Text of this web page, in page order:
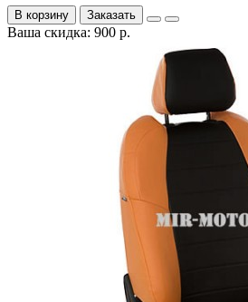
В корзину Заказать
Ваша скидка: 900 р.